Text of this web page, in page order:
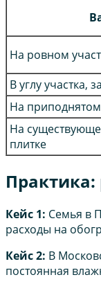
На ровном
В углу участка,
На
На
плитке
Кейс 1: Семья в
расходы на
Кейс 2: В
постоянная